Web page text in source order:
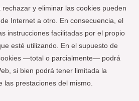
y eliminar las cookies pueden
Internet a otro. En consecuencia, el
instrucciones facilitadas por el propio
esté utilizando. En el supuesto de
—total o parcialmente— podrá
si bien podrá tener limitada la
las prestaciones del mismo.